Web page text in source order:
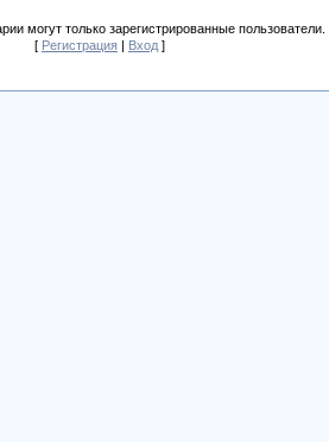
могут только зарегистрированные пользователи.
[ Регистрация | Вход ]